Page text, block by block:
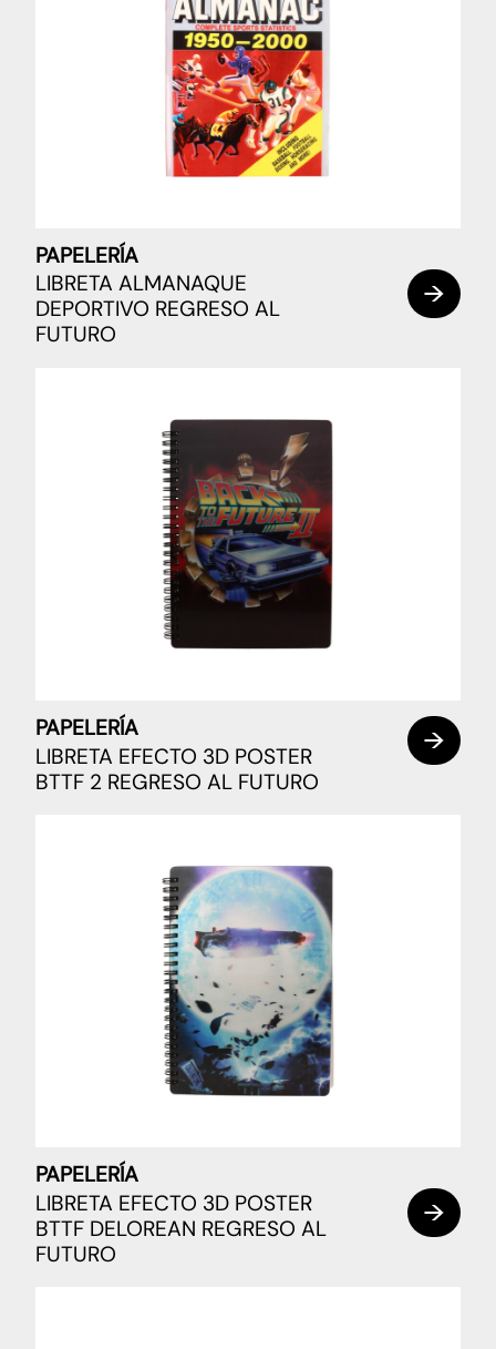
PAPELERÍA
LIBRETA ALMANAQUE
DEPORTIVO REGRESO AL
FUTURO
PAPELERÍA
LIBRETA EFECTO 3D POSTER
BTTF 2 REGRESO AL FUTURO
PAPELERÍA
LIBRETA EFECTO 3D POSTER
BTTF DELOREAN REGRESO AL
FUTURO